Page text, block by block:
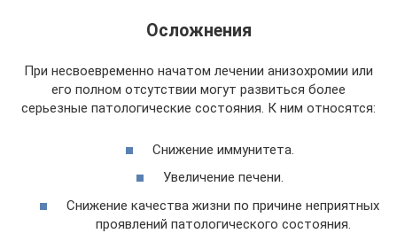
Осложнения
При несвоевременно начатом лечении анизохромии или
его полном отсутствии могут развиться более
серьезные патологические состояния. К ним относятся:
Снижение иммунитета.
Увеличение печени.
Снижение качества жизни по причине неприятных
проявлений патологического состояния.